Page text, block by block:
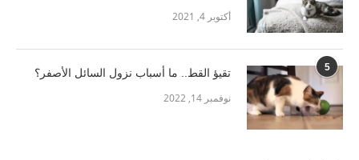
أكتوبر 4, 2021
5 تقيؤ القط.. ما أسباب نزول السائل الأصفر؟
نوفمبر 14, 2022